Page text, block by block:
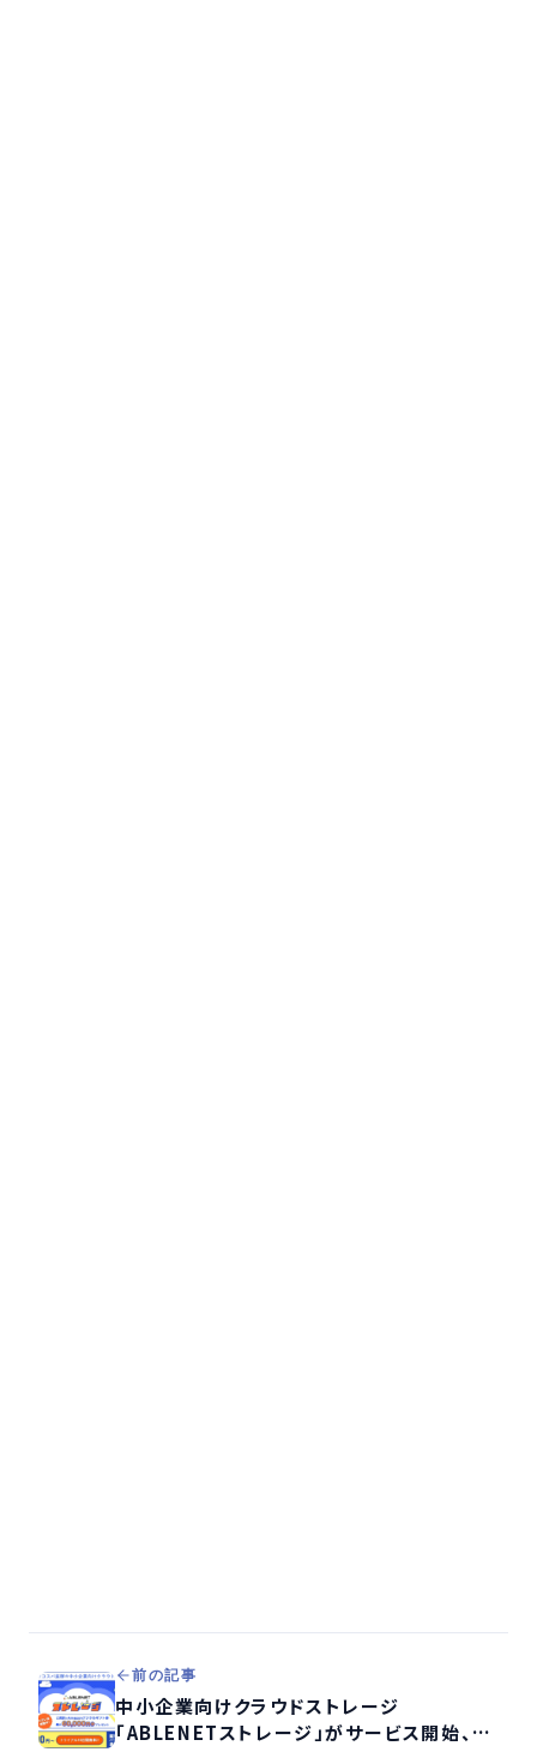
前の記事
中小企業向けクラウドストレージ
「ABLENETストレージ」がサービス開始、最